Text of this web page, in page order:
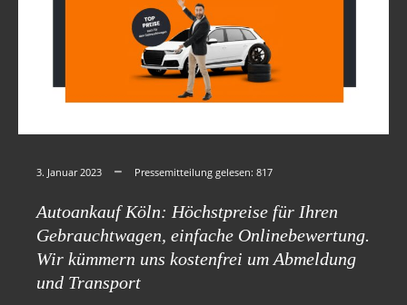
3. Januar 2023 Pressemitteilung gelesen: 817
Autoankauf Köln: Höchstpreise für Ihren
Gebrauchtwagen, einfache Onlinebewertung.
Wir kümmern uns kostenfrei um Abmeldung
und Transport